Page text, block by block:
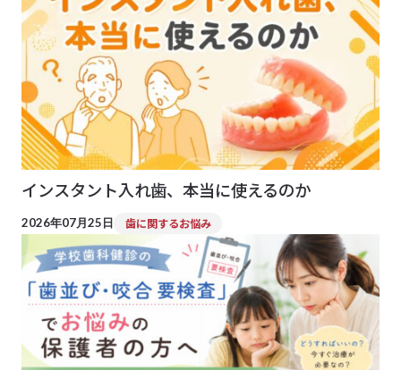
インスタント入れ歯、本当に使えるのか
2026年07月25日 歯に関するお悩み